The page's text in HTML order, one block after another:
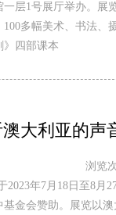
一层1号展厅举办。
多幅美术、书法
》四部课本
大利亚的声
浏览
年7月18日至8月
金会赞助。展览以